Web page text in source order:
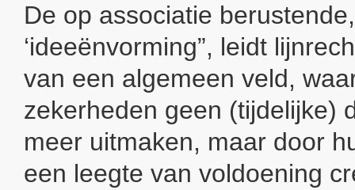
De op associatie
‘ideeënvorming”, leidt
van een algemeen veld,
zekerheden geen (tijdelijke)
meer uitmaken, maar door
een leegte van voldoening